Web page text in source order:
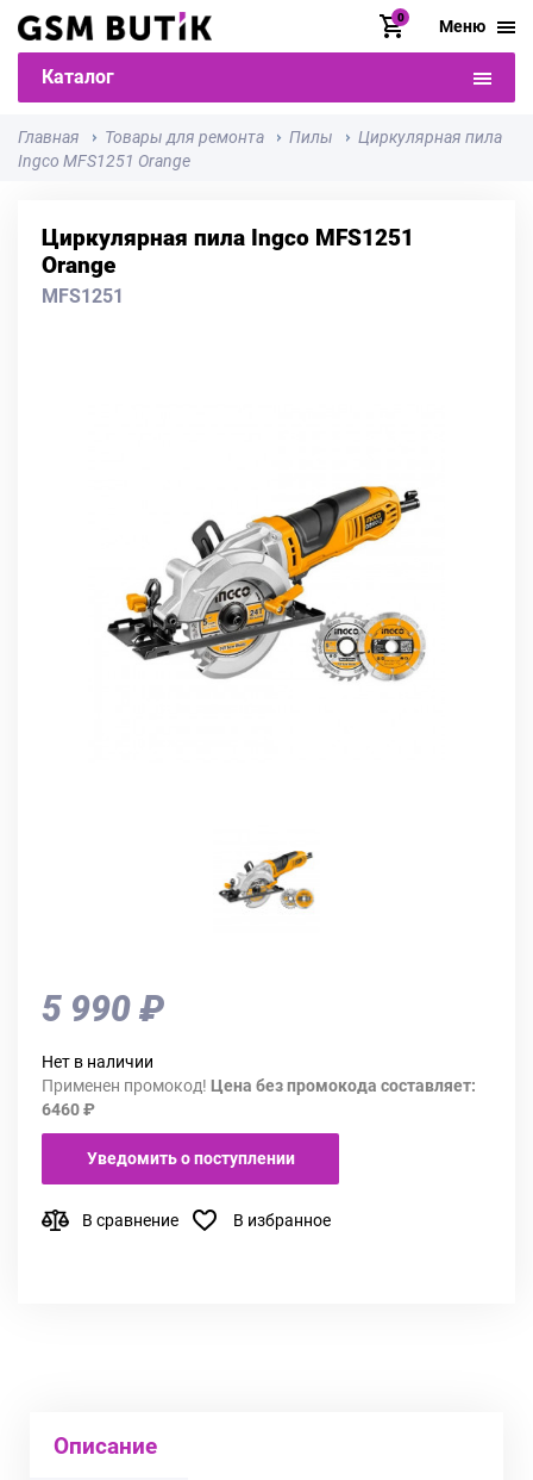
0 Меню
Каталог
Главная Товары для ремонта Пилы
Циркулярная пила
Ingco MFS1251 Orange
Циркулярная пила Ingco MFS1251
Orange
MFS1251
5 990 ₽
Нет в наличии
Применен промокод! Цена без промокода составляет:
6460 ₽
Уведомить о поступлении
В сравнение В избранное
Описание